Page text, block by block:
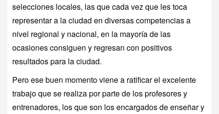
selecciones locales, las que cada vez que les toca
representar a la ciudad en diversas competencias a
nivel regional y nacional, en la mayoría de las
ocasiones consiguen y regresan con positivos
resultados para la ciudad.
Pero ese buen momento viene a ratificar el excelente
trabajo que se realiza por parte de los profesores y
entrenadores, los que son los encargados de enseñar y